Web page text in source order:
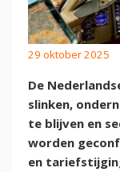
29 oktober 2025
De
slinken,
te blijven en
worden
en